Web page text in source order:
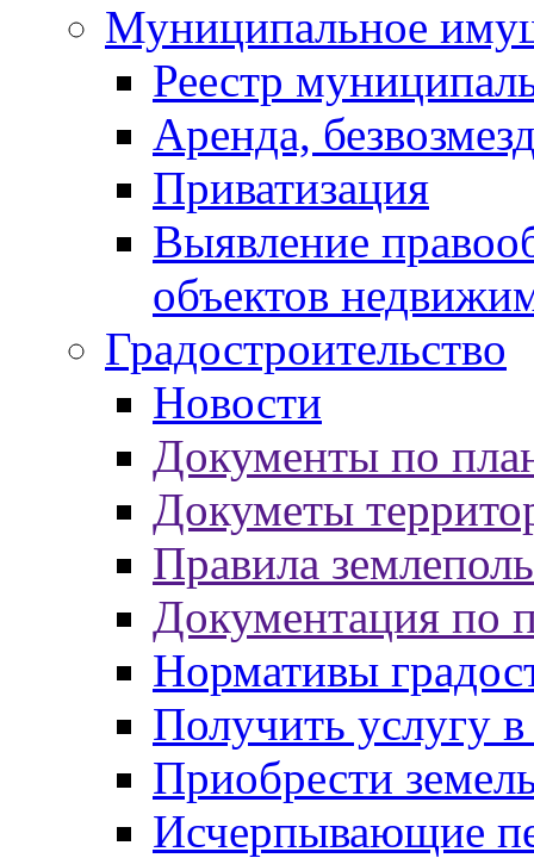
Муниципальное
Реестр
Аренда,
Приватизация
Выявление
объектов
Градостроительство
Новости
Документы по
Докуметы
Правила
Документация по
Нормативы
Получить услугу в
Приобрести
Исчерпывающие